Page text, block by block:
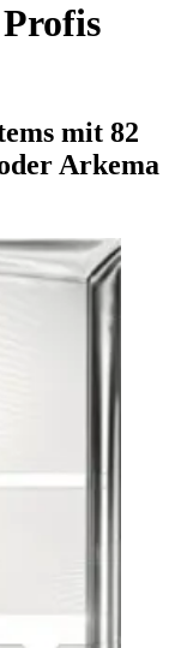
mit 82
Arkema